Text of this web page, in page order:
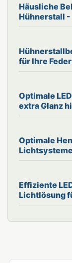
Häusliche
Hühnerstall
für Ihre
Optimale
extra Glanz
Optimale
Effiziente
Lichtlösung